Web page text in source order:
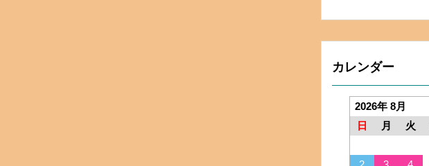
カレンダー
2026年 8月
日
月 火